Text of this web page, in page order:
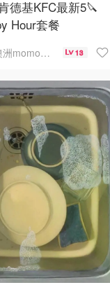
基KFC最新5🔪
Hour套餐
澳洲momo爱吃 13